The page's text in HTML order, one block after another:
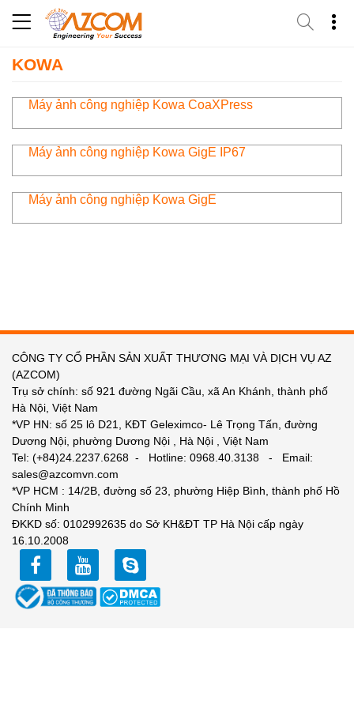
KOWA
Máy ảnh công nghiệp Kowa CoaXPress
Máy ảnh công nghiệp Kowa GigE IP67
Máy ảnh công nghiệp Kowa GigE
CÔNG TY CỔ PHẦN SẢN XUẤT THƯƠNG MẠI VÀ DỊCH VỤ AZ
(AZCOM)
Trụ sở chính: số 921 đường Ngãi Cầu, xã An Khánh, thành phố
Hà Nội, Việt Nam
*VP HN: số 25 lô D21, KĐT Geleximco- Lê Trọng Tấn, đường
Dương Nội, phường Dương Nội , Hà Nội , Việt Nam
Tel: (+84)24.2237.6268 - Hotline: 0968.40.3138 - Email:
sales@azcomvn.com
*VP HCM : 14/2B, đường số 23, phường Hiệp Bình, thành phố Hồ
Chính Minh
ĐKKD số: 0102992635 do Sở KH&ĐT TP Hà Nội cấp ngày
16.10.2008
facebookyoutube zalo